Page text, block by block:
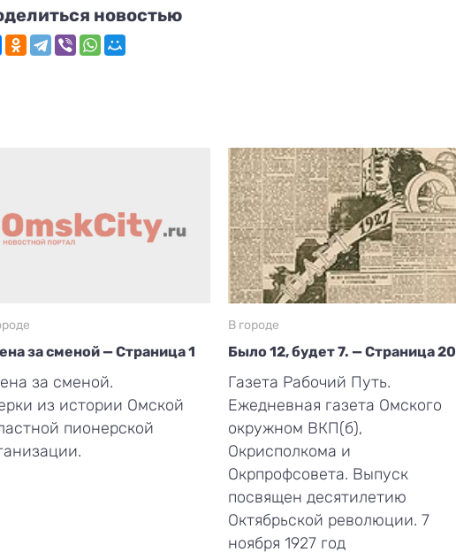
новостью
за сменой — Страница 1
за сменой.
из истории Омской
пионерской
В городе
Было 12, будет 7. — Страница 20
Газета Рабочий Путь.
Ежедневная газета Омского
окружном ВКП(б),
Окрисполкома и
Окрпрофсовета. Выпуск
посвящен десятилетию
Октябрьской революции. 7
ноября 1927 год